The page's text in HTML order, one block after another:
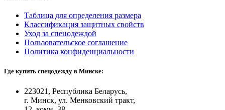
Таблица для определения размера
Классификация защитных свойств
Уход за спецодеждой
Пользовательское соглашение
Политика конфиденциальности
Где купить спецодежду в Минске:
223021, Республика Беларусь,
г. Минск, ул. Менковский тракт,